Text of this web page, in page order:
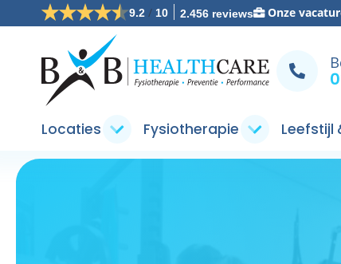
9.2 / 10 2.456 reviews Onze
Locaties Fysiotherapie Leefstijl